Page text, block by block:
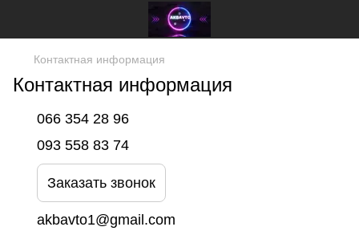
Контактная информация
Контактная информация
066 354 28 96
093 558 83 74
Заказать звонок
akbavto1@gmail.com